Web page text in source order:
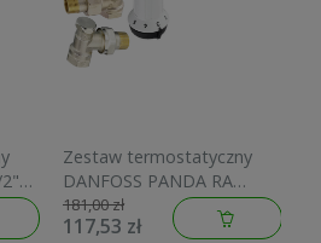
Zestaw termostatyczny
DANFOSS PANDA RA
kątowy (głowica PANDA +
zawór termostatyczny +
181,00 zł
117,53 zł